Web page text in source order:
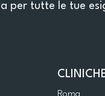
per tutte le tue